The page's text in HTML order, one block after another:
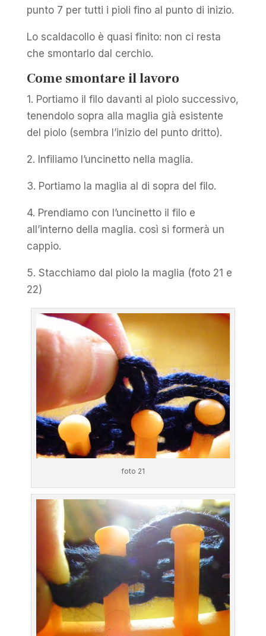
punto 7 per tutti i pioli fino al punto di inizio.
Lo scaldacollo è quasi finito: non ci resta
che smontarlo dal cerchio.
Come smontare il lavoro
1. Portiamo il filo davanti al piolo successivo,
tenendolo sopra alla maglia già esistente
del piolo (sembra l’inizio del punto dritto).
2. Infiliamo l’uncinetto nella maglia.
3. Portiamo la maglia al di sopra del filo.
4. Prendiamo con l’uncinetto il filo e
all’interno della maglia. così si formerà un
cappio.
5. Stacchiamo dal piolo la maglia (foto 21 e
22)
foto 21